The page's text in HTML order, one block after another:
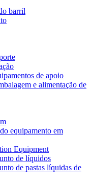
barril
de apoio
e alimentação de
equipamento em
Equipment
de líquidos
de pastas líquidas de